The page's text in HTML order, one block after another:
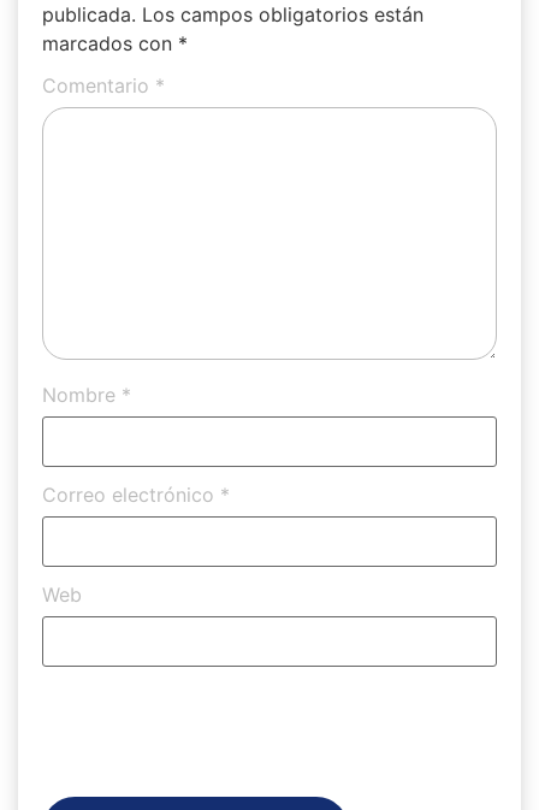
publicada. Los campos obligatorios están
marcados con *
Comentario *
Nombre *
Correo electrónico *
Web